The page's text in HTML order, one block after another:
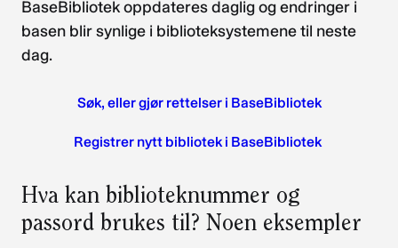
BaseBibliotek oppdateres daglig og endringer i
basen blir synlige i biblioteksystemene til neste
dag.
Søk, eller gjør rettelser i BaseBibliotek
Registrer nytt bibliotek i BaseBibliotek
Hva kan biblioteknummer og
passord brukes til? Noen eksempler